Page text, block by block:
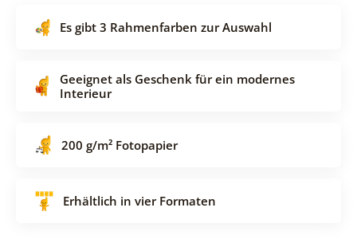
Es gibt 3 Rahmenfarben zur Auswahl
Geeignet als Geschenk für ein modernes
Interieur
200 g/m² Fotopapier
Erhältlich in vier Formaten